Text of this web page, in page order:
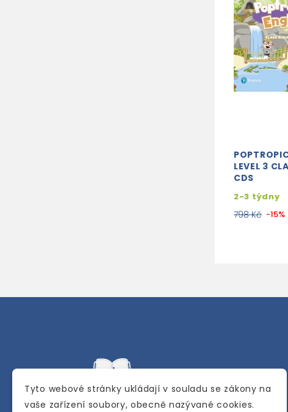
LEVEL 3
CDS
2-3 týdny
798 Kč -15%
Tyto webové stránky ukládají v souladu se zákony na
vaše zařízení soubory, obecně nazývané cookies.